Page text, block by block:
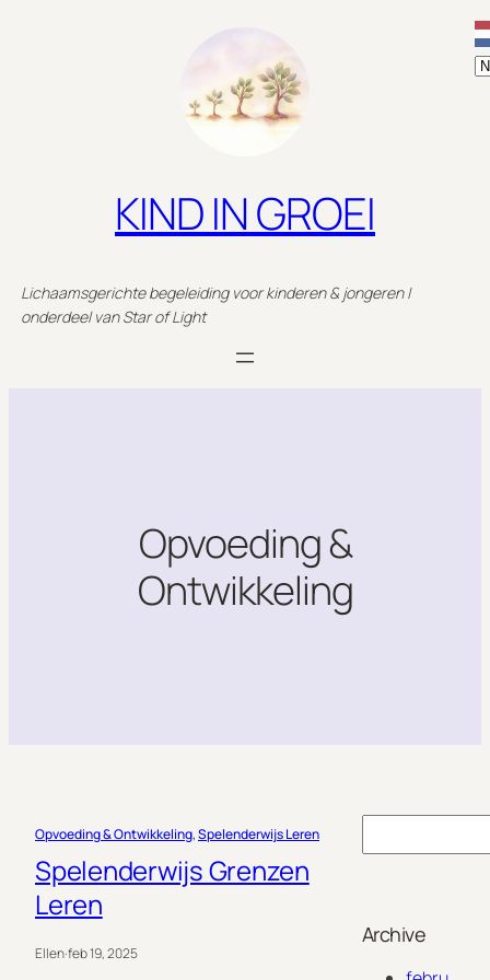
KIND IN GROEI
Lichaamsgerichte begeleiding voor kinderen & jongeren |
onderdeel van Star of Light
Opvoeding &
Ontwikkeling
Opvoeding & Ontwikkeling, Spelenderwijs Leren
Spelenderwijs Grenzen
Leren
Ellen·feb 19, 2025
e
c
Archive